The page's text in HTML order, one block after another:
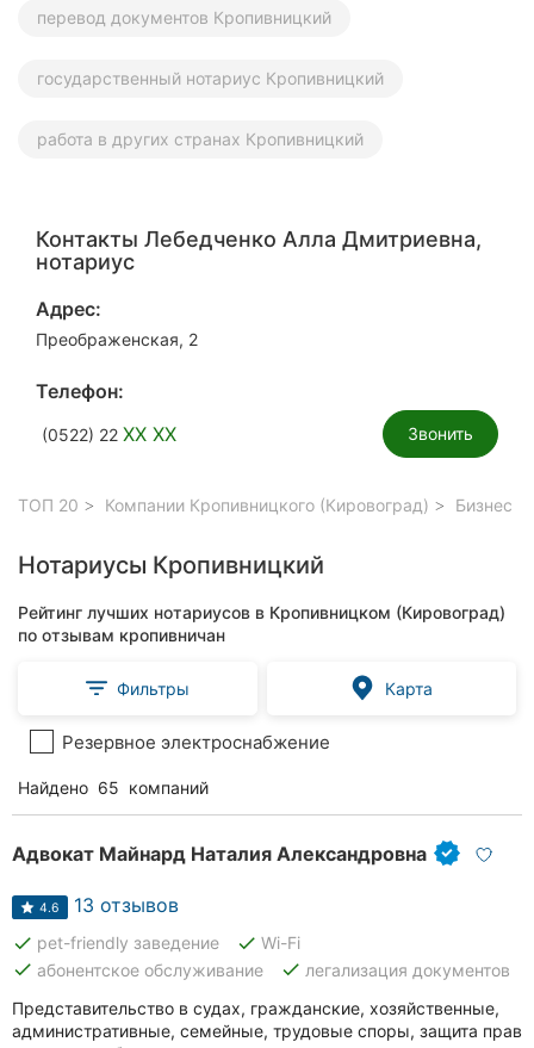
перевод документов Кропивницкий
государственный нотариус Кропивницкий
работа в других странах Кропивницкий
Контакты Лебедченко Алла Дмитриевна,
нотариус
Адрес:
Преображенская, 2
Телефон:
(0522) 22 XX XX Звонить
ТОП 20 Компании Кропивницкого (Кировоград) Бизнес
Нотариусы Кропивницкий
Рейтинг лучших нотариусов в Кропивницком (Кировоград)
по отзывам кропивничан
Фильтры Карта
Резервное электроснабжение
Найдено 65 компаний
Адвокат Майнард Наталия Александровна
4.6 13 отзывов
done pet-friendly заведение done Wi-Fi
done абонентское обслуживание done легализация документов
Представительство в судах, гражданские, хозяйственные,
административные, семейные, трудовые споры, защита прав